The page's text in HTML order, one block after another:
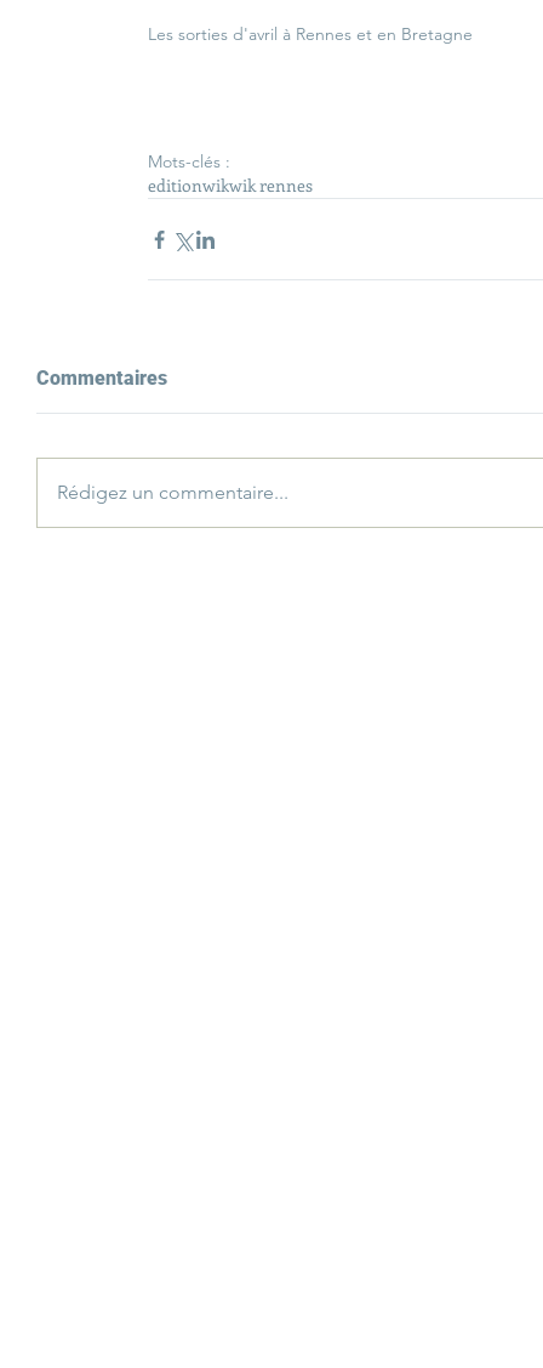
Les sorties d'avril à Rennes et en Bretagne
Mots-clés :
editionwikwik rennes
Commentaires
Rédigez un commentaire...